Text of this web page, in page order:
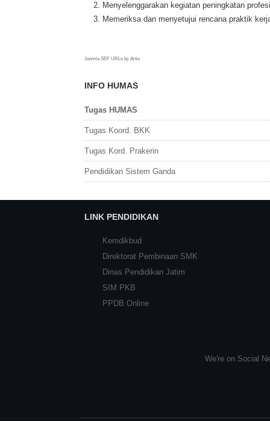
Menyelenggarakan kegiatan peningkatan
Memeriksa dan menyetujui rencana praktik
Joomla SEF URLs by Artio
INFO HUMAS
Tugas HUMAS
Tugas Koord. BKK
Tugas Kord. Prakerin
Pendidikan Sistem Ganda
LINK PENDIDIKAN
Kemdikbud
Direktorat Pembinaan SMK
Dinas Pendidikan Jatim
SIM PKB
PPDB Online
We're on Social